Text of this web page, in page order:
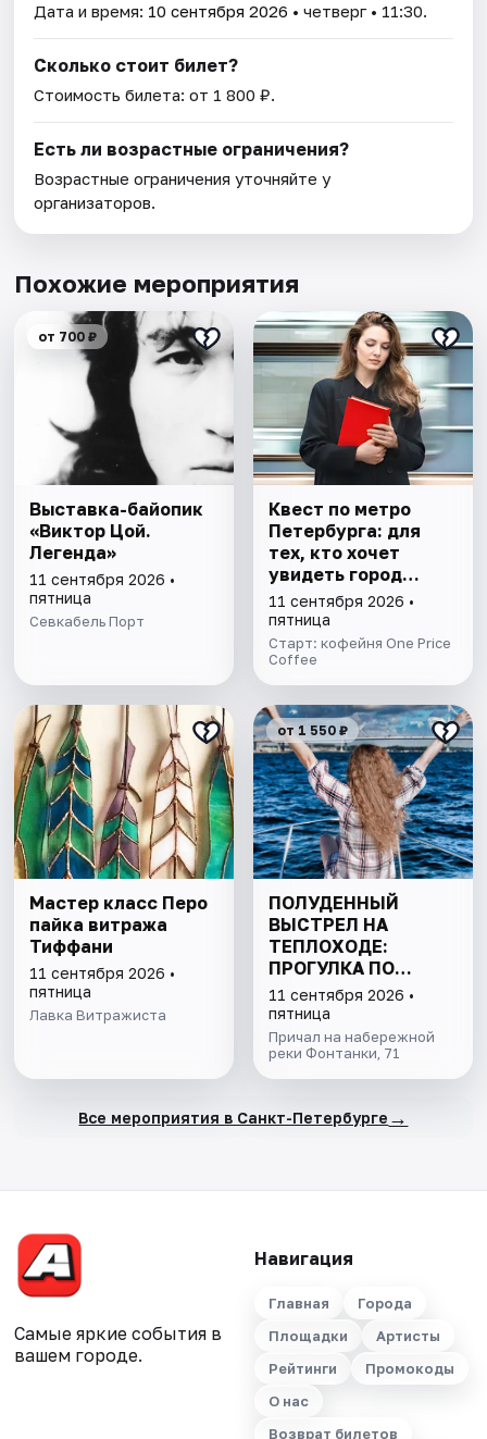
Дата и время: 10 сентября 2026 • четверг • 11:30.
Сколько стоит билет?
Стоимость билета: от 1 800 ₽.
Есть ли возрастные ограничения?
Возрастные ограничения уточняйте у
организаторов.
Похожие мероприятия
от 700 ₽
Выставка-байопик
«Виктор Цой.
Легенда»
11 сентября 2026 •
пятница
Севкабель Порт
Квест по метро
Петербурга: для
тех, кто хочет
увидеть город
иначе
11 сентября 2026 •
пятница
Старт: кофейня One Price
Coffee
Мастер класс Перо
пайка витража
Тиффани
11 сентября 2026 •
пятница
Лавка Витражиста
от 1 550 ₽
ПОЛУДЕННЫЙ
ВЫСТРЕЛ НА
ТЕПЛОХОДЕ:
ПРОГУЛКА ПО
КАНАЛАМ
ПЕТЕРБУРГА С
ДЕТЬМИ
11 сентября 2026 •
пятница
Причал на набережной
реки Фонтанки, 71
Все мероприятия в Санкт-Петербурге →
Самые яркие события в
вашем городе.
Навигация
Главная
Города
Площадки
Артисты
Рейтинги
Промокоды
О нас
Возврат билетов